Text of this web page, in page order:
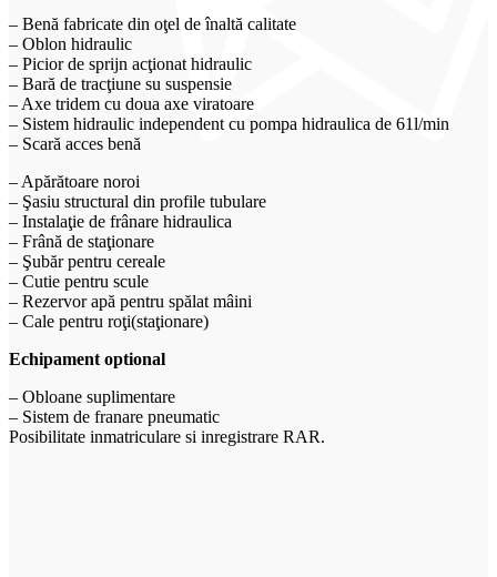
– Benă fabricate din oţel de înaltă calitate
– Oblon hidraulic
– Picior de sprijn acţionat hidraulic
– Bară de tracţiune su suspensie
– Axe tridem cu doua axe viratoare
– Sistem hidraulic independent cu pompa hidraulica de 61l/min
– Scară acces benă
– Apărătoare noroi
– Şasiu structural din profile tubulare
– Instalaţie de frânare hidraulica
– Frână de staţionare
– Şubăr pentru cereale
– Cutie pentru scule
– Rezervor apă pentru spălat mâini
– Cale pentru roţi(staţionare)
Echipament optional
– Obloane suplimentare
– Sistem de franare pneumatic
Posibilitate inmatriculare si inregistrare RAR.